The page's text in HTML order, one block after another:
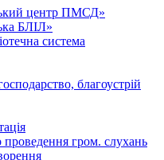
центр ПМСД»
БЛІЛ»
система
благоустрій
гром. слухань